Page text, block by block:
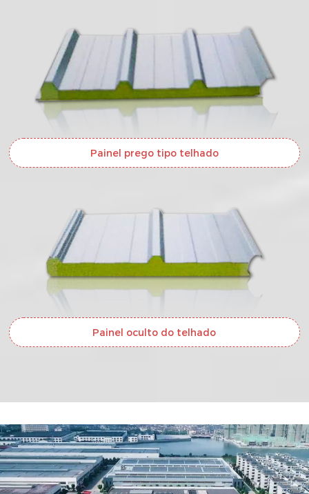
Painel prego tipo telhado
Painel oculto do telhado